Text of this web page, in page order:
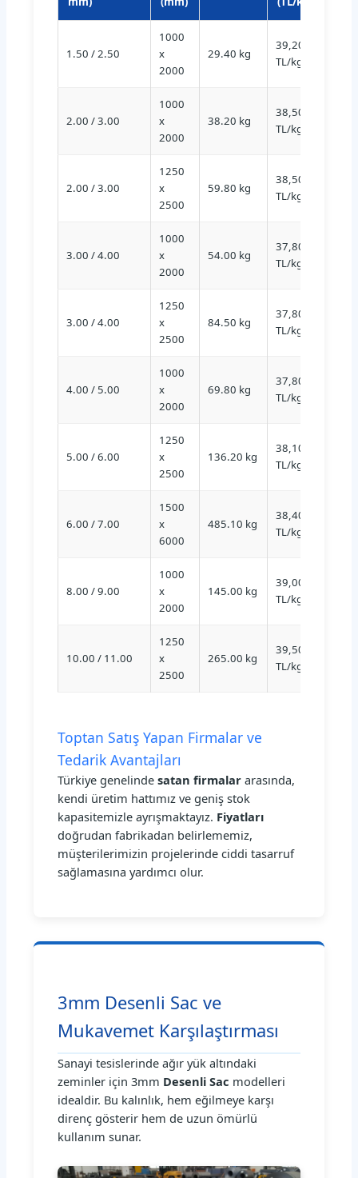
1.50 / 2.50
1000
x
2000
29.40 kg
39,20
TL/kg
2.00 / 3.00
1000
x
2000
38.20 kg
38,50
TL/kg
2.00 / 3.00
1250
x
2500
59.80 kg
38,50
TL/kg
3.00 / 4.00
1000
x
2000
54.00 kg
37,80
TL/kg
3.00 / 4.00
1250
x
2500
84.50 kg
37,80
TL/kg
4.00 / 5.00
1000
x
2000
69.80 kg
37,80
TL/kg
5.00 / 6.00
1250
x
2500
136.20 kg
38,10
TL/kg
6.00 / 7.00
1500
x
6000
485.10 kg
38,40
TL/kg
8.00 / 9.00
1000
x
2000
145.00 kg
39,00
TL/kg
10.00 / 11.00
1250
x
2500
265.00 kg
39,50
TL/kg
Toptan Satış Yapan Firmalar ve
Tedarik Avantajları
Türkiye genelindesatan firmalar arasında,
kendi üretim hattımız ve geniş stok
kapasitemizle ayrışmaktayız. Fiyatları
doğrudan fabrikadan belirlememiz,
müşterilerimizin projelerinde ciddi tasarruf
sağlamasına yardımcı olur.
3mm Desenli Sac ve
Mukavemet Karşılaştırması
Sanayi tesislerinde ağır yük altındaki
zeminler için 3mm Desenli Sac modelleri
idealdir. Bu kalınlık, hem eğilmeye karşı
direnç gösterir hem de uzun ömürlü
kullanım sunar.